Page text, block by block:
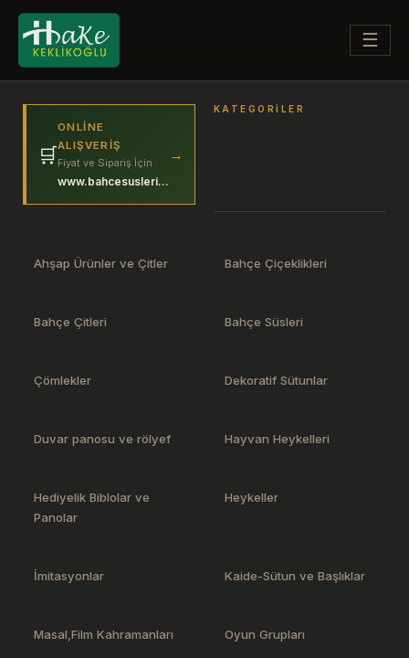
☰
🛒
ONLINE
ALIŞVERIŞ
Fiyat ve Sipariş İçin
www.bahcesuslerim.com
→
KATEGORILER
Ahşap Ürünler ve Çitler Bahçe Çiçeklikleri
Bahçe Çitleri Bahçe Süsleri
Çömlekler Dekoratif Sütunlar
Duvar panosu ve rölyef Hayvan Heykelleri
Hediyelik Biblolar ve
Panolar
Heykeller
İmitasyonlar Kaide-Sütun ve Başlıklar
Masal,Film Kahramanları Oyun Grupları